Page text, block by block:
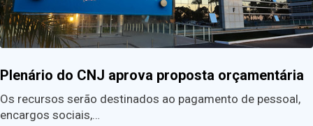
Plenário do CNJ aprova proposta orçamentária
Os recursos serão destinados ao pagamento de pessoal,
encargos sociais,…